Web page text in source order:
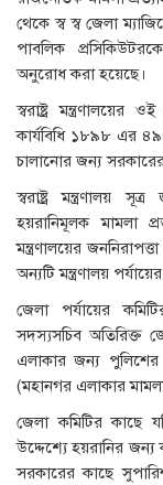
থেকে স্ব স্ব জেলা
পাবলিক
অনুরোধ করা হয়েছে।
স্বরাষ্ট্র মন্ত্রণালয়ের
কার্যবিধি ১৮৯৮ এর
চালানোর জন্য সরকারের
স্বরাষ্ট্র মন্ত্রণালয়
হয়রানিমূলক মামলা
মন্ত্রণালয়ের
অন্যটি মন্ত্রণালয়
জেলা পর্যায়ের
সদস্যসচিব অতিরিক্ত
এলাকার জন্য
(মহানগর এলাকার
জেলা কমিটির কাছে
উদ্দেশ্যে হয়রানির জন্য
সরকারের কাছে